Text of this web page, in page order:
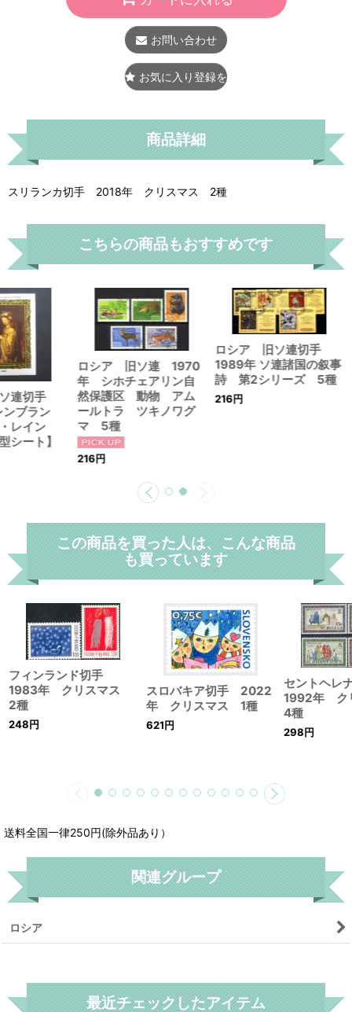
お問い合わせ
お気に入り登録をする
商品詳細
スリランカ切手 2018年 クリスマス 2種
こちらの商品もおすすめです
連切手
ブラン
レイン
ート】
ロシア 旧ソ連 1970
年 シホチェアリン自
然保護区 動物 アム
ールトラ ツキノワグ
マ 5種
216円
ロシア 旧ソ連切手
1989年 ソ連諸国の叙事
詩 第2シリーズ 5種
216円
この商品を買った人は、こんな商品
も買っています
フィンランド切手
1983年 クリスマス
2種
248円
スロバキア切手 2022
年 クリスマス 1種
621円
セントヘ
1992年
4種
298円
送料全国一律250円(除外品あり）
関連グループ
ロシア
最近チェックしたアイテム